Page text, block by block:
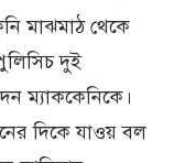
মাঝমাঠ থেকে
দুই
ম্যাককেনিকে।
দিকে যাওয় বল